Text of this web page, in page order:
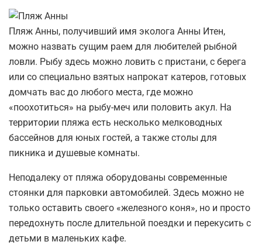
Пляж Анны, получивший имя эколога Анны Итен,
можно назвать сущим раем для любителей рыбной
ловли. Рыбу здесь можно ловить с пристани, с берега
или со специально взятых напрокат катеров, готовых
домчать вас до любого места, где можно
«поохотиться» на рыбу-меч или половить акул. На
территории пляжа есть несколько мелководных
бассейнов для юных гостей, а также столы для
пикника и душевые комнаты.
Неподалеку от пляжа оборудованы современные
стоянки для парковки автомобилей. Здесь можно не
только оставить своего «железного коня», но и просто
передохнуть после длительной поездки и перекусить с
детьми в маленьких кафе.